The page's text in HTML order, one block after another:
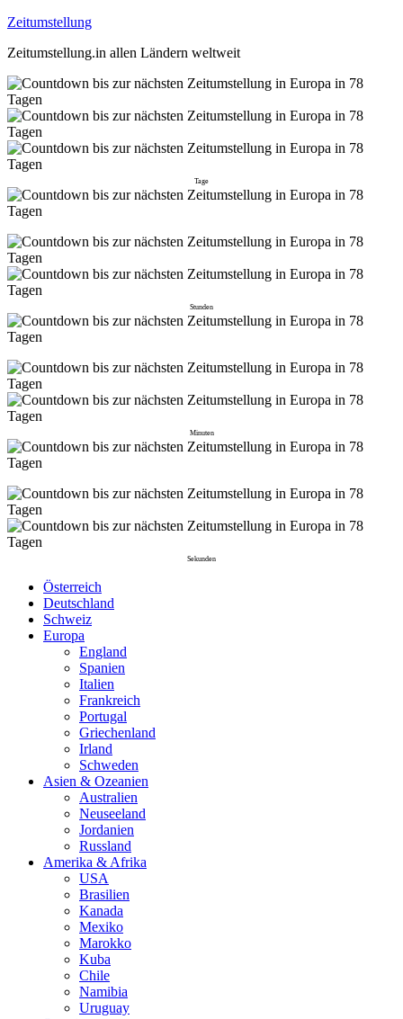
Zeitumstellung
Zeitumstellung.in allen Ländern weltweit
Tage
Stunden
Minuten
Sekunden
Österreich
Deutschland
Schweiz
Europa
England
Spanien
Italien
Frankreich
Portugal
Griechenland
Irland
Schweden
Asien & Ozeanien
Australien
Neuseeland
Jordanien
Russland
Amerika & Afrika
USA
Brasilien
Kanada
Mexiko
Marokko
Kuba
Chile
Namibia
Uruguay